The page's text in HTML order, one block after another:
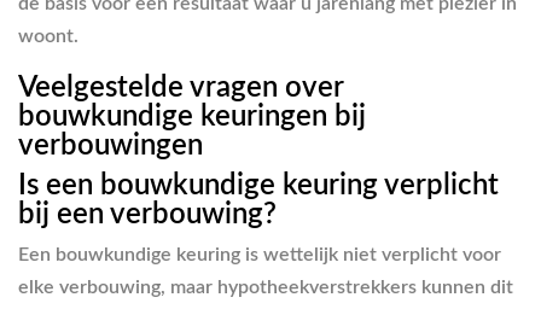
de basis voor een resultaat waar u jarenlang met plezier in
woont.
Veelgestelde vragen over
bouwkundige keuringen bij
verbouwingen
Is een bouwkundige keuring verplicht
bij een verbouwing?
Een bouwkundige keuring is wettelijk niet verplicht voor
elke verbouwing, maar hypotheekverstrekkers kunnen dit